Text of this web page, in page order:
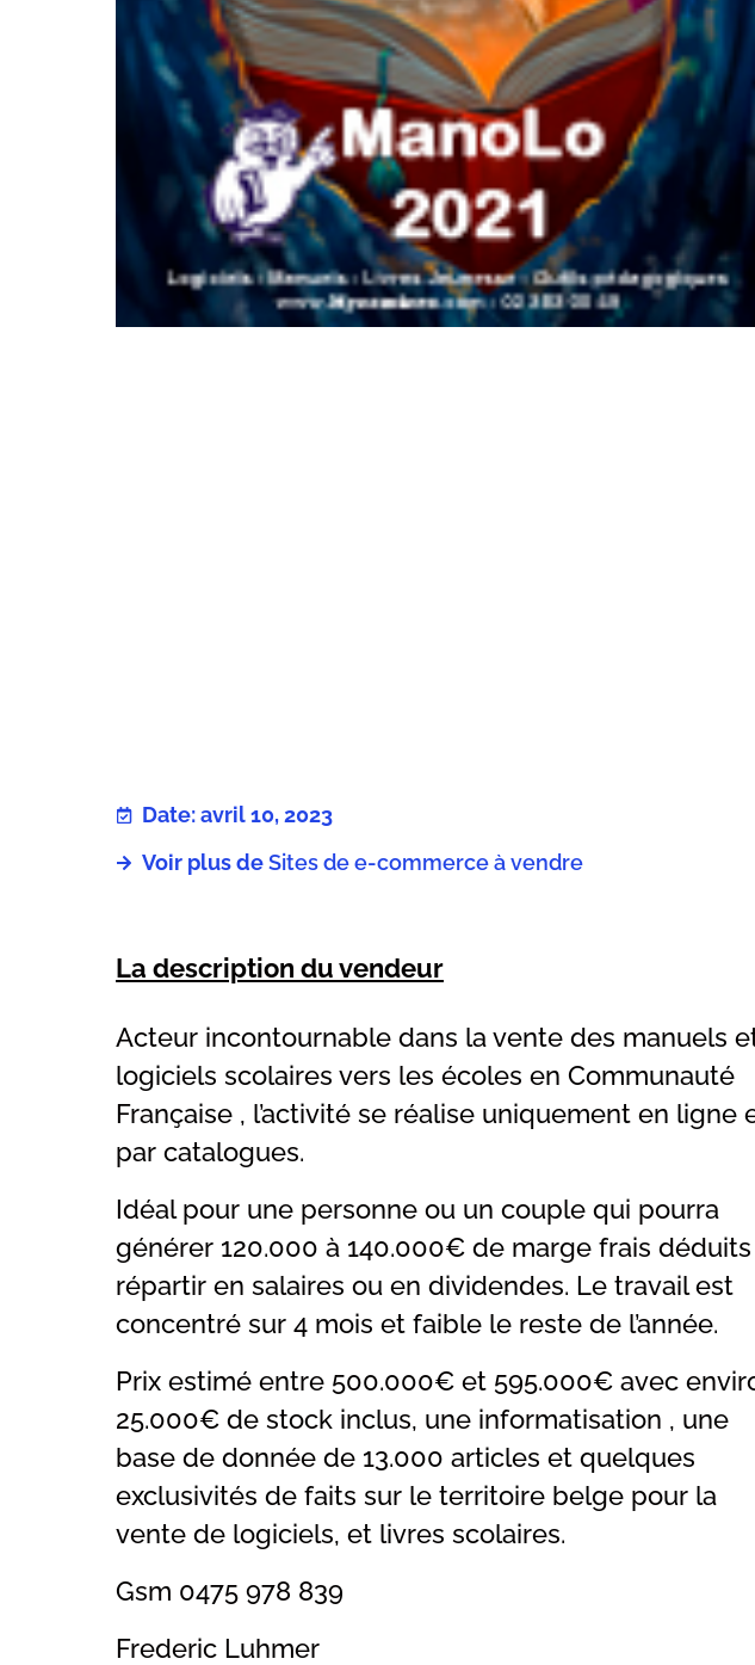
Date: avril 10, 2023
Voir plus deSites de e-commerce à vendre
La description du vendeur
Acteur incontournable dans la vente des manuels
logiciels scolaires vers les écoles en Communauté
Française , l’activité se réalise uniquement en ligne
par catalogues.
Idéal pour une personne ou un couple qui pourra
générer 120.000 à 140.000€ de marge frais
répartir en salaires ou en dividendes. Le travail est
concentré sur 4 mois et faible le reste de l’année.
Prix estimé entre 500.000€ et 595.000€ avec
25.000€ de stock inclus, une informatisation , une
base de donnée de 13.000 articles et quelques
exclusivités de faits sur le territoire belge pour la
vente de logiciels, et livres scolaires.
Gsm 0475 978 839
Frederic Luhmer